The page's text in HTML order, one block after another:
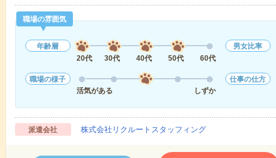
職場の雰囲気
年齢層
20代
30代 40代 50代 60代
男女比率
職場の様子
活気がある
しずか
仕事の仕方
派遣会社 株式会社リクルートスタッフィング